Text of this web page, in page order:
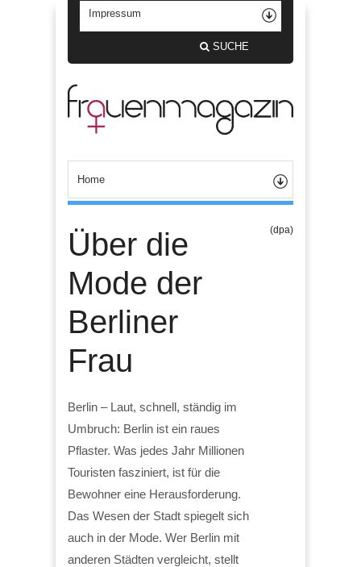
SUCHE
Über die
Mode der
Berliner
Frau
(dpa)
Berlin – Laut, schnell, ständig im
Umbruch: Berlin ist ein raues
Pflaster. Was jedes Jahr Millionen
Touristen fasziniert, ist für die
Bewohner eine Herausforderung.
Das Wesen der Stadt spiegelt sich
auch in der Mode. Wer Berlin mit
anderen Städten vergleicht, stellt